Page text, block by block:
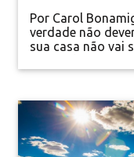
Por Carol
verdade não
sua casa não vai
onde terá o
no lixo reciclável
o mesmo...
Especial